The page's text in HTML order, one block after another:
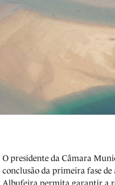
O presidente da Câmara
conclusão da primeira fase de